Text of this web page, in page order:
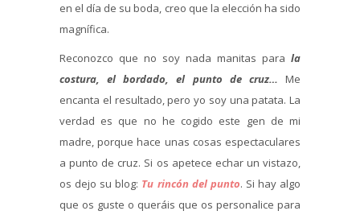
en el día de su boda, creo que la elección ha sido
magnífica.
Reconozco que no soy nada manitas para la
costura, el bordado, el punto de cruz… Me
encanta el resultado, pero yo soy una patata. La
verdad es que no he cogido este gen de mi
madre, porque hace unas cosas espectaculares
a punto de cruz. Si os apetece echar un vistazo,
os dejo su blog: Tu rincón del punto. Si hay algo
que os guste o queráis que os personalice para